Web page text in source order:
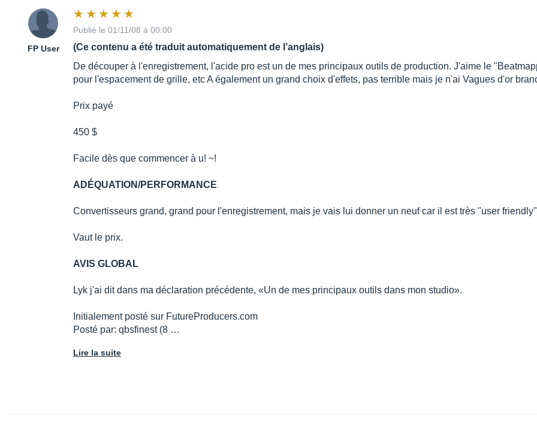
FP User
Publié le 01/11/08 à 00:00
(Ce contenu a été traduit automatiquement de l’anglais)
De découper à l'enregistrement, l'acide pro est un de mes principaux outils de production. J'aime le
pour l'espacement de grille, etc A également un grand choix d'effets, pas terrible mais je n'ai Vagues d'or
Prix ​​payé
450 $
Facile dès que commencer à u! ~!
ADÉQUATION/PERFORMANCE
Convertisseurs grand, grand pour l'enregistrement, mais je vais lui donner un neuf car il est très "user friendly"
Vaut le prix.
AVIS GLOBAL
Lyk j'ai dit dans ma déclaration précédente, «Un de mes principaux outils dans mon studio».
Initialement posté sur FutureProducers.com
Posté par: qbsfinest (8 …
Lire la suite